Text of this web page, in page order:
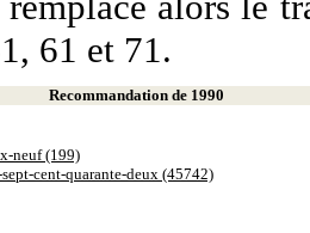
61 et 71.
Recommandation de 1990
neuf (199)
cent-quarante-deux (45742)